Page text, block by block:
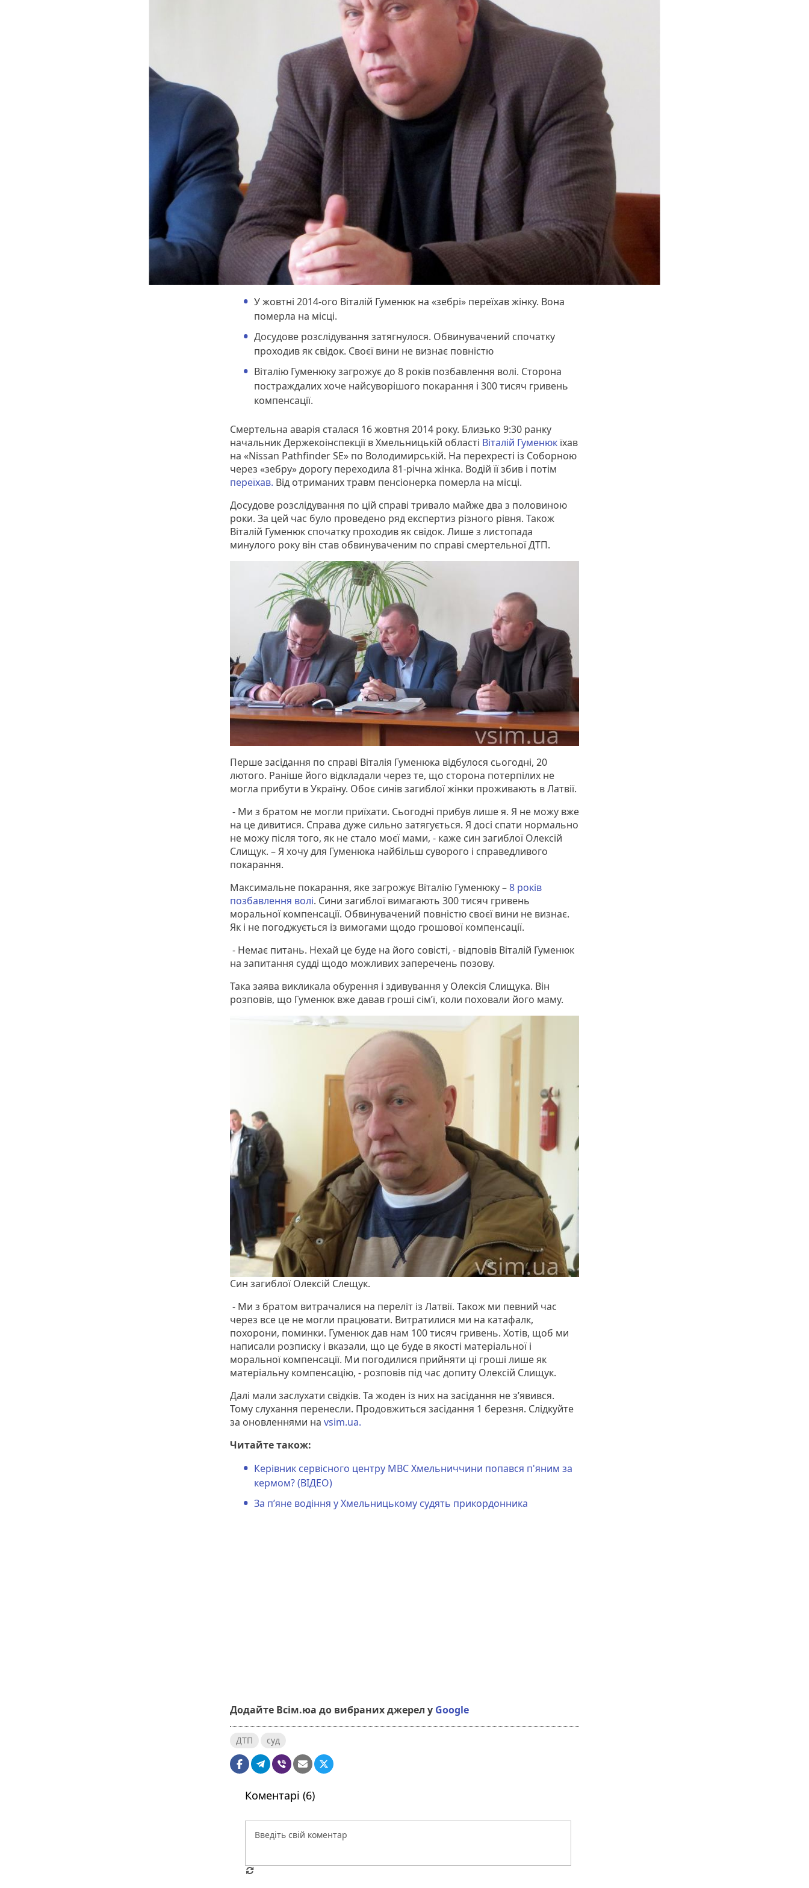
У жовтні 2014-ого Віталій Гуменюк на «зебрі» переїхав жінку. Вона
померла на місці.
Досудове розслідування затягнулося. Обвинувачений спочатку
проходив як свідок. Своєї вини не визнає повністю
Віталію Гуменюку загрожує до 8 років позбавлення волі. Сторона
постраждалих хоче найсуворішого покарання і 300 тисяч гривень
компенсації.
Смертельна аварія сталася 16 жовтня 2014 року. Близько 9:30 ранку
начальник Держекоінспекції в Хмельницькій області Віталій Гуменюкїхав
на «Nissan Pathfinder SE» по Володимирській. На перехресті із Соборною
через «зебру» дорогу переходила 81-річна жінка. Водій її збив і потім
переїхав. Від отриманих травм пенсіонерка померла на місці.
Досудове розслідування по цій справі тривало майже два з половиною
роки. За цей час було проведено ряд експертиз різного рівня. Також
Віталій Гуменюк спочатку проходив як свідок. Лише з листопада
минулого року він став обвинуваченим по справі смертельної ДТП.
Перше засідання по справі Віталія Гуменюка відбулося сьогодні, 20
лютого. Раніше його відкладали через те, що сторона потерпілих не
могла прибути в Україну. Обоє синів загиблої жінки проживають в Латвії.
- Ми з братом не могли приїхати. Сьогодні прибув лише я. Я не можу вже
на це дивитися. Справа дуже сильно затягується. Я досі спати нормально
не можу після того, як не стало моєї мами, - каже син загиблої Олексій
Слищук. – Я хочу для Гуменюка найбільш суворого і справедливого
покарання.
Максимальне покарання, яке загрожує Віталію Гуменюку –8 років
позбавлення волі. Сини загиблої вимагають 300 тисяч гривень
моральної компенсації. Обвинувачений повністю своєї вини не визнає.
Як і не погоджується із вимогами щодо грошової компенсації.
- Немає питань. Нехай це буде на його совісті, - відповів Віталій Гуменюк
на запитання судді щодо можливих заперечень позову.
Така заява викликала обурення і здивування у Олексія Слищука. Він
розповів, що Гуменюк вже давав гроші сім’ї, коли поховали його маму.
Син загиблої Олексій Слещук.
- Ми з братом витрачалися на переліт із Латвії. Також ми певний час
через все це не могли працювати. Витратилися ми на катафалк,
похорони, поминки. Гуменюк дав нам 100 тисяч гривень. Хотів, щоб ми
написали розписку і вказали, що це буде в якості матеріальної і
моральної компенсації. Ми погодилися прийняти ці гроші лише як
матеріальну компенсацію, - розповів під час допиту Олексій Слищук.
Далі мали заслухати свідків. Та жоден із них на засідання не з’явився.
Тому слухання перенесли. Продовжиться засідання 1 березня. Слідкуйте
за оновленнями на vsim.ua.
Читайте також:
Керівник сервісного центру МВС Хмельниччини попався п'яним за
кермом? (ВІДЕО)
За п’яне водіння у Хмельницькому судять прикордонника
Додайте Всім.юа до вибраних джерел у Google
ДТП суд
Коментарі (6)